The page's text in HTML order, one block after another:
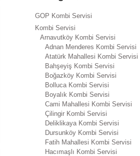
GOP Kombi Servisi
Kombi Servisi
Arnavutköy Kombi Servisi
Adnan Menderes Kombi Servisi
Atatürk Mahallesi Kombi Servisi
Bahşeyiş Kombi Servisi
Boğazköy Kombi Servisi
Bolluca Kombi Servisi
Boyalık Kombi Servisi
Cami Mahallesi Kombi Servisi
Çilingir Kombi Servisi
Deliklikaya Kombi Servisi
Dursunköy Kombi Servisi
Fatih Mahallesi Kombi Servisi
Hacımaşlı Kombi Servisi